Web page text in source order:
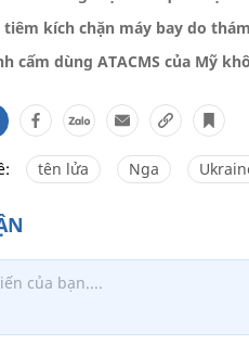
kích chặn máy bay do
cấm dùng ATACMS của Mỹ
tên lửa Nga